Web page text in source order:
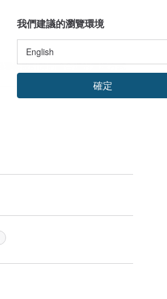
聯絡設計師討論合適的運送方式
我們建議的瀏覽環境
確定